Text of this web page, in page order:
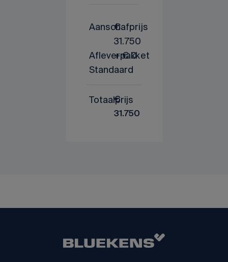
Aanschafprijs
€
31.750
Afleverpakket
Standaard
+ € 0
Totaalprijs
€
31.750